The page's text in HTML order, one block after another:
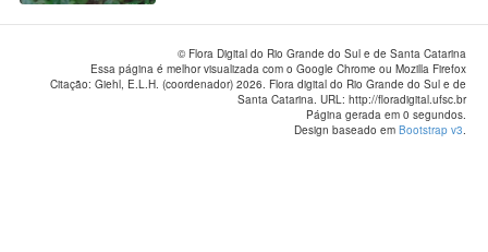
© Flora Digital do Rio Grande do Sul e de Santa Catarina
Essa página é melhor visualizada com o Google Chrome ou Mozilla Firefox
Citação: Giehl, E.L.H. (coordenador) 2026. Flora digital do Rio Grande do Sul e de
Santa Catarina. URL: http://floradigital.ufsc.br
Página gerada em 0 segundos.
Design baseado em Bootstrap v3.